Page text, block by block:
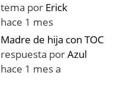
tema por Erick
hace 1 mes
Madre de hija con TOC
respuesta porAzul
hace 1 mes a